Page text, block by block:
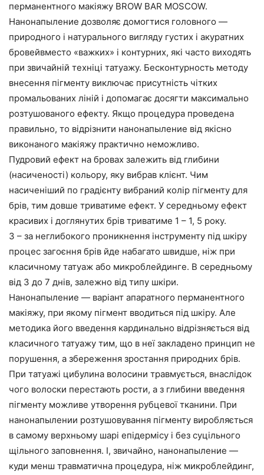
перманентного макіяжу BROW BAR MOSCOW.
Нанонапыление дозволяє домогтися головного —
природного і натурального вигляду густих і акуратних
бровейвместо «важких» і контурних, які часто виходять
при звичайній техніці татуажу. Бесконтурность методу
внесення пігменту виключає присутність чітких
промальованих ліній і допомагає досягти максимально
розтушованого ефекту. Якщо процедура проведена
правильно, то відрізнити нанонапыление від якісно
виконаного макіяжу практично неможливо.
Пудровий ефект на бровах залежить від глибини
(насиченості) кольору, яку вибрав клієнт. Чим
насиченіший по градієнту вибраний колір пігменту для
брів, тим довше триватиме ефект. У середньому ефект
красивих і доглянутих брів триватиме 1 – 1, 5 року.
З – за неглибокого проникнення інструменту під шкіру
процес загоєння брів йде набагато швидше, ніж при
класичному татуаж або микроблейдинге. В середньому
від 3 до 7 днів, залежно від типу шкіри.
Нанонапыление — варіант апаратного перманентного
макіяжу, при якому пігмент вводиться під шкіру. Але
методика його введення кардинально відрізняється від
класичного татуажу тим, що в неї закладено принцип не
порушення, а збереження зростання природних брів.
При татуажі цибулина волосини травмується, внаслідок
чого волоски перестають рости, а з глибини введення
пігменту можливе утворення рубцевої тканини. При
нанонапылении розтушовування пігменту виробляється
в самому верхньому шарі епідермісу і без суцільного
щільного заповнення. І, звичайно, нанонапыление —
куди менш травматична процедура, ніж микроблейдинг,